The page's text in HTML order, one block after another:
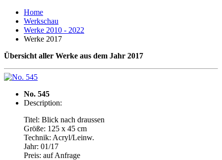
Home
Werkschau
Werke 2010 - 2022
Werke 2017
Übersicht aller Werke aus dem Jahr 2017
No. 545
Description:
Titel: Blick nach draussen
Größe: 125 x 45 cm
Technik: Acryl/Leinw.
Jahr: 01/17
Preis: auf Anfrage